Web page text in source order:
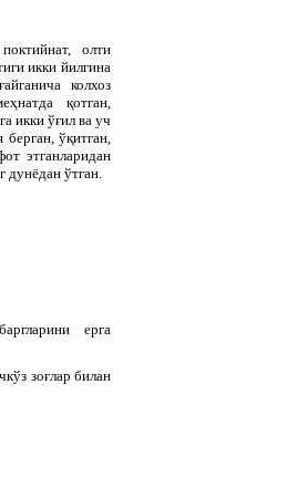
олти
икки йилгина
колхоз
қотган,
икки ўғил ва уч
ўқитган,
этганларидан
дунёдан ўтган.
ерга
зоғлар билан